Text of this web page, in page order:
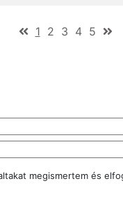
1(current)
2 3 4 5
megismertem és